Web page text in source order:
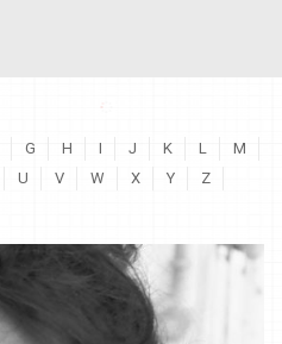
G H I J K L
M
U V W X Y Z